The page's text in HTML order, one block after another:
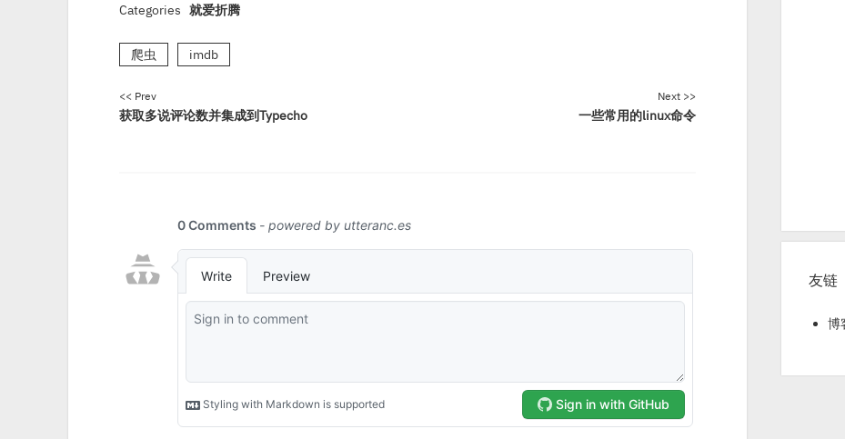
Categories 就爱折腾
爬虫 imdb
<< Prev
获取多说评论数并集成到Typecho
Next >>
一些常用的linux命令
友链
博